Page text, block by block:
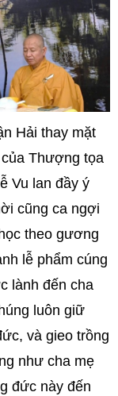
Hải thay mặt
Thượng tọa
Vu lan đầy ý
cũng ca ngợi
theo gương
lễ phẩm cúng
lành đến cha
luôn giữ
và gieo trồng
như cha mẹ
đức này đến